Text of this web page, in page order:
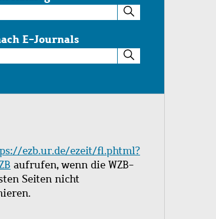
E-Journals
ezb.ur.de/ezeit/fl.phtml?
aufrufen, wenn die WZB-
Seiten nicht